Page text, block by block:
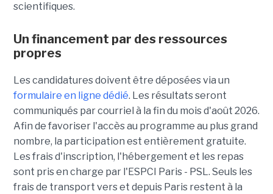
scientifiques.
Un financement par des ressources
propres
Les candidatures doivent être déposées via un
formulaire en ligne dédié. Les résultats seront
communiqués par courriel à la fin du mois d'août 2026.
Afin de favoriser l'accès au programme au plus grand
nombre, la participation est entièrement gratuite.
Les frais d'inscription, l'hébergement et les repas
sont pris en charge par l'ESPCI Paris - PSL. Seuls les
frais de transport vers et depuis Paris restent à la